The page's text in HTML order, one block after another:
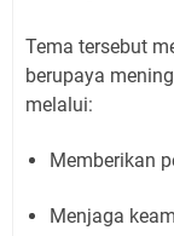
Tema tersebut
berupaya
melalui:
Memberikan
Menjaga